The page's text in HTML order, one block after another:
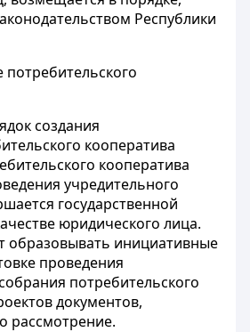
Республики
потребительского
создания
кооператива
кооператива
учредительного
государственной
юридического лица.
образовывать инициативные
проведения
потребительского
документов,
рассмотрение.